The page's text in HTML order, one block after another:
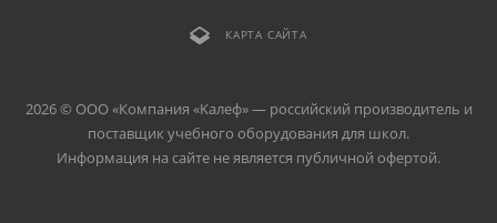
КАРТА САЙТА
2026 © ООО «Компания «Kалеф» — российский производитель и
поставщик учебного оборудования для школ.
Информация на сайте не является публичной офертой.